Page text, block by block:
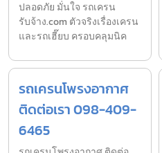
ปลอดภัย มั่นใจ รถเครน
รับจ้าง.com ตัวจริงเรื่องเครน
และรถเฮี๊ยบ ครอบคลุมนิค
รถเครนโพรงอากาศ
ติดต่อเรา 098-409-
6465